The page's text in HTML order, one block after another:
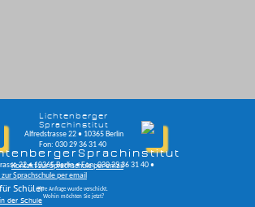
Lichtenberger
Sprachinstitut
Alfredstrasse 22 • 10365 Berlin
Fon: 030 29 36 31 40
Kontakt zur Sprachschule per email
Schüler
der Schule
Sprachinstitut
22 • 10365 Berlin •Fon: 030 29 36 31 40 •
Sprachschule per email
Ihre Anfrage wurde verschickt.
Wohin möchten Sie jetzt?